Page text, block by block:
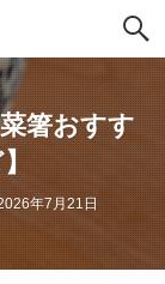
箸おすす
年7月21日